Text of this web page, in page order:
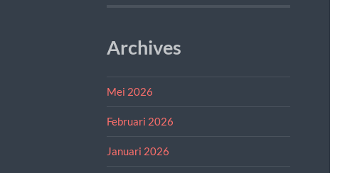
Archives
Mei 2026
Februari 2026
Januari 2026